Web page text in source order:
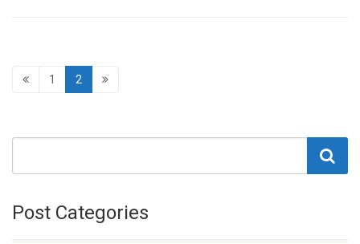
1 2
Post Categories